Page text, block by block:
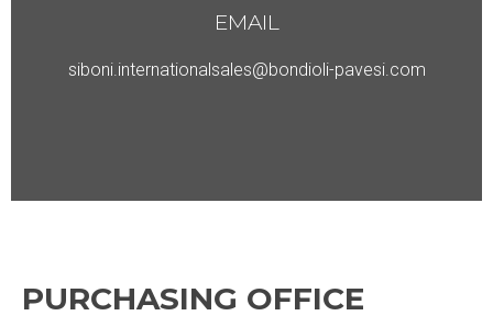
EMAIL
siboni.internationalsales@bondioli-pavesi.com
PURCHASING OFFICE